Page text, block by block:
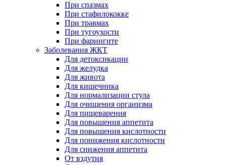
При спазмах
При стафилококке
При травмах
При тугоухости
При фарингите
Заболевания ЖКТ
Для детоксикации
Для желудка
Для живота
Для кишечника
Для нормализации стула
Для очищения организма
Для пищеварения
Для повышения аппетита
Для повышения кислотности
Для понижения кислотности
Для снижения аппетита
От вздутия